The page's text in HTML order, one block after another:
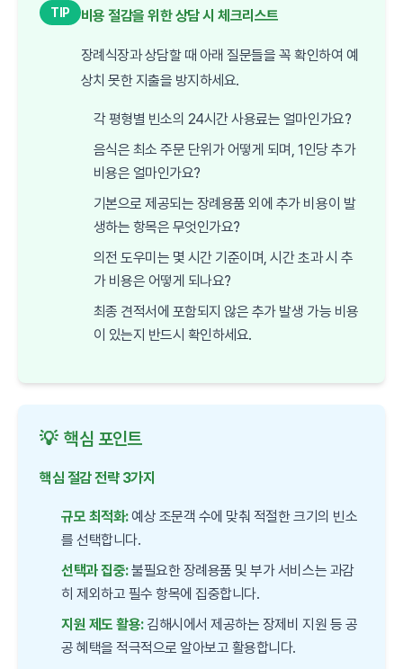
TIP 비용 절감을 위한 상담 시 체크리스트
장례식장과 상담할 때 아래 질문들을 꼭 확인하여 예
상치 못한 지출을 방지하세요.
각 평형별 빈소의 24시간 사용료는 얼마인가요?
음식은 최소 주문 단위가 어떻게 되며, 1인당 추가
비용은 얼마인가요?
기본으로 제공되는 장례용품 외에 추가 비용이 발
생하는 항목은 무엇인가요?
의전 도우미는 몇 시간 기준이며, 시간 초과 시 추
가 비용은 어떻게 되나요?
최종 견적서에 포함되지 않은 추가 발생 가능 비용
이 있는지 반드시 확인하세요.
💡 핵심 포인트
핵심 절감 전략 3가지
규모 최적화:예상 조문객 수에 맞춰 적절한 크기의 빈소
를 선택합니다.
선택과 집중:불필요한 장례용품 및 부가 서비스는 과감
히 제외하고 필수 항목에 집중합니다.
지원 제도 활용:김해시에서 제공하는 장제비 지원 등 공
공 혜택을 적극적으로 알아보고 활용합니다.